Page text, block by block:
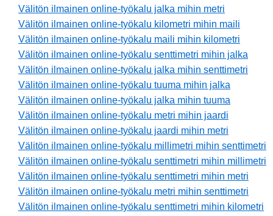
Välitön ilmainen online-työkalu jalka mihin metri
Välitön ilmainen online-työkalu kilometri mihin maili
Välitön ilmainen online-työkalu maili mihin kilometri
Välitön ilmainen online-työkalu senttimetri mihin jalka
Välitön ilmainen online-työkalu jalka mihin senttimetri
Välitön ilmainen online-työkalu tuuma mihin jalka
Välitön ilmainen online-työkalu jalka mihin tuuma
Välitön ilmainen online-työkalu metri mihin jaardi
Välitön ilmainen online-työkalu jaardi mihin metri
Välitön ilmainen online-työkalu millimetri mihin senttimetri
Välitön ilmainen online-työkalu senttimetri mihin millimetri
Välitön ilmainen online-työkalu senttimetri mihin metri
Välitön ilmainen online-työkalu metri mihin senttimetri
Välitön ilmainen online-työkalu senttimetri mihin kilometri